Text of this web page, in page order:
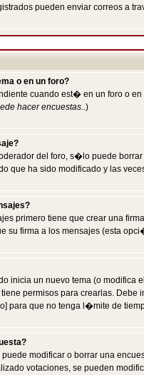
pueden enviar correos a
o en un foro?
cuando est� en un foro o
hacer encuestas..)
del foro, s�lo puede
que ha sido modificado y las
primero tiene que crear una
su firma a los mensajes (esta
inicia un nuevo tema (o
permisos para crearlas.
para que no tenga l�mite de
modificar o borrar una
votaciones, se pueden